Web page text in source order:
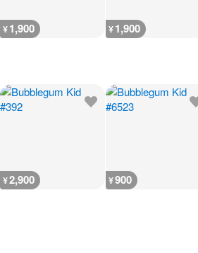
¥1,900 ¥1,900
¥2,900 ¥900